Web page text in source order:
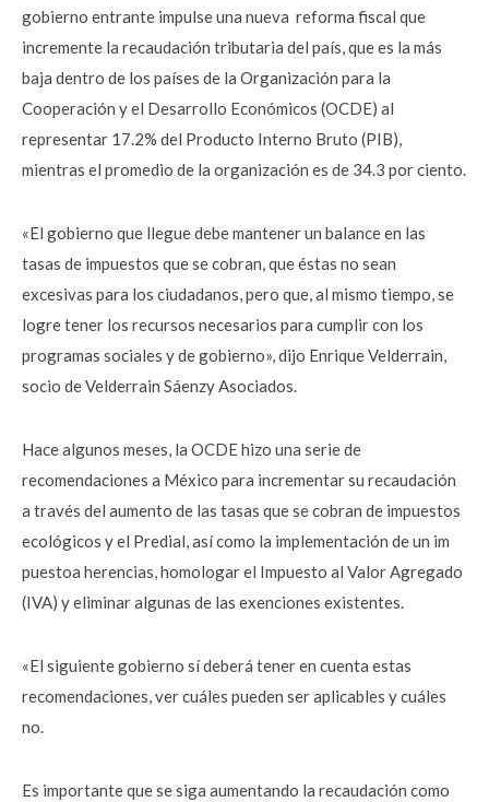
gobierno entrante impulse una nueva reforma fiscal que
incremente la recaudación tributaria del país, que es la más
baja dentro de los países de la Organización para la
Cooperación y el Desarrollo Económicos (OCDE) al
representar 17.2% del Producto Interno Bruto (PIB),
mientras el promedio de la organización es de 34.3 por ciento.
«El gobierno que llegue debe mantener un balance en las
tasas de impuestos que se cobran, que éstas no sean
excesivas para los ciudadanos, pero que, al mismo tiempo, se
logre tener los recursos necesarios para cumplir con los
programas sociales y de gobierno», dijo Enrique Velderrain,
socio de Velderrain Sáenzy Asociados.
Hace algunos meses, la OCDE hizo una serie de
recomendaciones a México para incrementar su recaudación
a través del aumento de las tasas que se cobran de impuestos
ecológicos y el Predial, así como la implementación de un im
puestoa herencias, homologar el Impuesto al Valor Agregado
(IVA) y eliminar algunas de las exenciones existentes.
«El siguiente gobierno sí deberá tener en cuenta estas
recomendaciones, ver cuáles pueden ser aplicables y cuáles
no.
Es importante que se siga aumentando la recaudación como